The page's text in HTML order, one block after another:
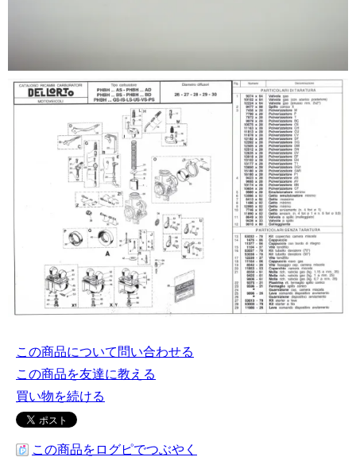
この商品について問い合わせる
この商品を友達に教える
買い物を続ける
この商品をログピでつぶやく